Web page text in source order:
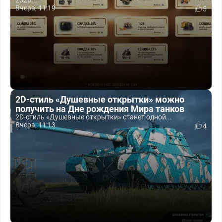
Вчера, 11:19
5
2D-стиль «Душевные открытки» можно
получить на Дне рождения Мира танков
2D-стиль «Душевные открытки» станет одной...
Вчера, 11:13
4